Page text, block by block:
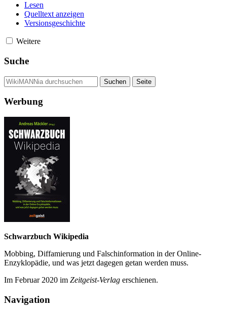
Lesen
Quelltext anzeigen
Versionsgeschichte
Weitere
Suche
Werbung
Schwarzbuch Wikipedia
Mobbing, Diffamierung und Falsch­information in der Online-
Enzyklo­pädie, und was jetzt da­gegen getan werden muss.
Im Februar 2020 im Zeit­geist-Verlag erschienen.
Navigation